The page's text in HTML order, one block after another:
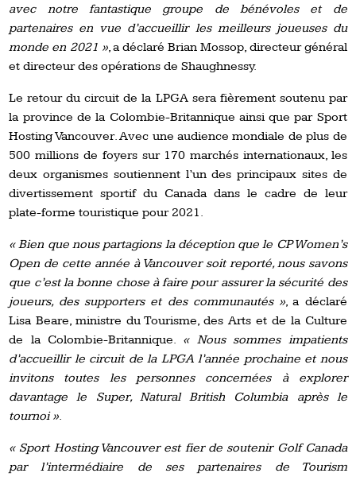
avec notre fantastique groupe de bénévoles et de
partenaires en vue d’accueillir les meilleurs joueuses du
monde en 2021 », a déclaré Brian Mossop, directeur général
et directeur des opérations de Shaughnessy.
Le retour du circuit de la LPGA sera fièrement soutenu par
la province de la Colombie-Britannique ainsi que par Sport
Hosting Vancouver. Avec une audience mondiale de plus de
500 millions de foyers sur 170 marchés internationaux, les
deux organismes soutiennent l’un des principaux sites de
divertissement sportif du Canada dans le cadre de leur
plate-forme touristique pour 2021.
« Bien que nous partagions la déception que le CP Women’s
Open de cette année à Vancouver soit reporté, nous savons
que c’est la bonne chose à faire pour assurer la sécurité des
joueurs, des supporters et des communautés », a déclaré
Lisa Beare, ministre du Tourisme, des Arts et de la Culture
de la Colombie-Britannique. « Nous sommes impatients
d’accueillir le circuit de la LPGA l’année prochaine et nous
invitons toutes les personnes concernées à explorer
davantage le Super, Natural British Columbia après le
tournoi ».
« Sport Hosting Vancouver est fier de soutenir Golf Canada
par l’intermédiaire de ses partenaires de Tourism